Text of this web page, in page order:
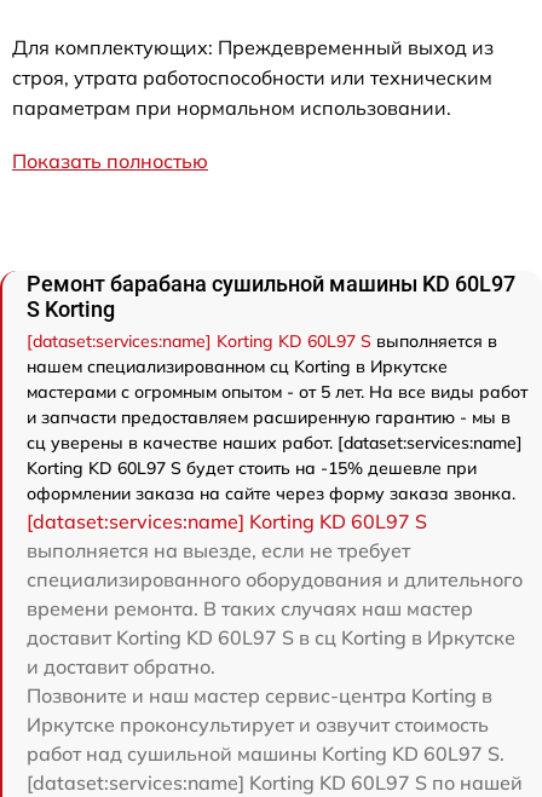
Для комплектующих: Преждевременный выход из
строя, утрата работоспособности или техническим
параметрам при нормальном использовании.
Показать полностью
Ремонт барабана сушильной машины KD 60L97
S Korting
[dataset:services:name] Korting KD 60L97 S выполняется в
нашем специализированном сц Korting в Иркутске
мастерами с огромным опытом - от 5 лет. На все виды работ
и запчасти предоставляем расширенную гарантию - мы в
сц уверены в качестве наших работ. [dataset:services:name]
Korting KD 60L97 S будет стоить на -15% дешевле при
оформлении заказа на сайте через форму заказа звонка.
[dataset:services:name] Korting KD 60L97 S
выполняется на выезде, если не требует
специализированного оборудования и длительного
времени ремонта. В таких случаях наш мастер
доставит Korting KD 60L97 S в сц Korting в Иркутске
и доставит обратно.
Позвоните и наш мастер сервис-центра Korting в
Иркутске проконсультирует и озвучит стоимость
работ над сушильной машины Korting KD 60L97 S.
[dataset:services:name] Korting KD 60L97 S по нашей